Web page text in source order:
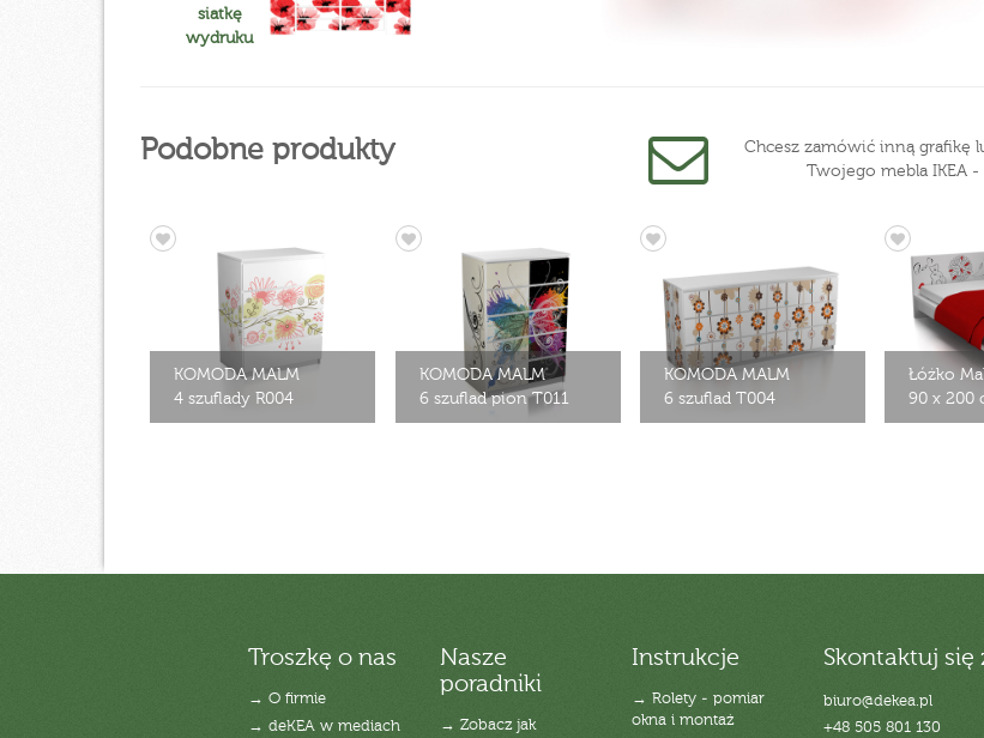
siatkę
wydruku
Podobne produkty
Chcesz zamówić inną grafikę
Twojego mebla IKEA -
KOMODA MALM
4 szuflady R004
KOMODA MALM
6 szuflad pion T011
KOMODA MALM
6 szuflad T004
Łóżko
90 x 200
Troszkę o nas
→ O firmie
→ deKEA w mediach
Nasze
poradniki
→ Zobacz jak
Instrukcje
→ Rolety - pomiar
okna i montaż
Skontaktuj się
biuro@dekea.pl
+48 505 801 130